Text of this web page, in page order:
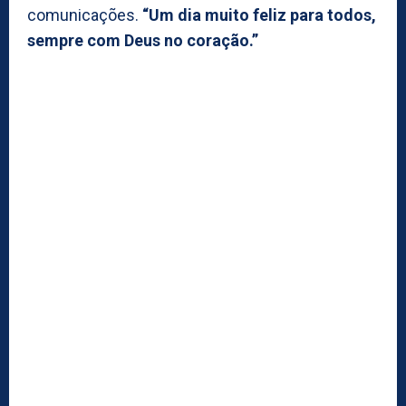
comunicações. “Um dia muito feliz para todos,
sempre com Deus no coração.”